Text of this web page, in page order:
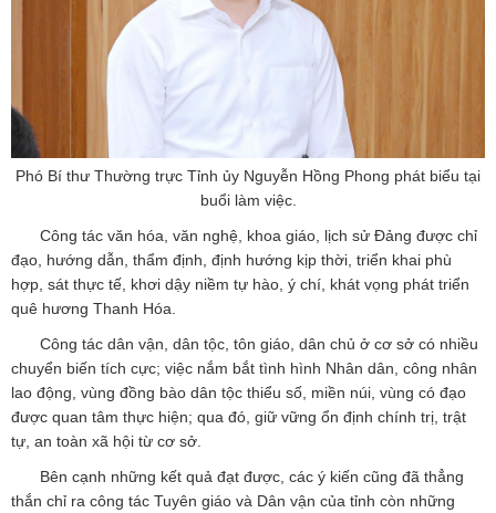
Phó Bí thư Thường trực Tỉnh ủy Nguyễn Hồng Phong phát biểu tại
buổi làm việc.
Công tác văn hóa, văn nghệ, khoa giáo, lịch sử Đảng được chỉ
đạo, hướng dẫn, thẩm định, định hướng kịp thời, triển khai phù
hợp, sát thực tế, khơi dậy niềm tự hào, ý chí, khát vọng phát triển
quê hương Thanh Hóa.
Công tác dân vận, dân tộc, tôn giáo, dân chủ ở cơ sở có nhiều
chuyển biến tích cực; việc nắm bắt tình hình Nhân dân, công nhân
lao động, vùng đồng bào dân tộc thiểu số, miền núi, vùng có đạo
được quan tâm thực hiện; qua đó, giữ vững ổn định chính trị, trật
tự, an toàn xã hội từ cơ sở.
Bên cạnh những kết quả đạt được, các ý kiến cũng đã thẳng
thắn chỉ ra công tác Tuyên giáo và Dân vận của tỉnh còn những